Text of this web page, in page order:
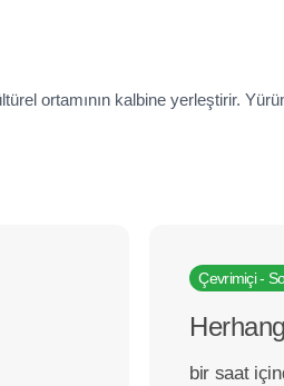
ortamının kalbine yerleştirir.
Çevrimiçi -
bir saat